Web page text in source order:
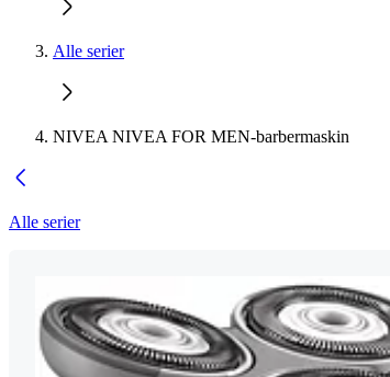
Alle serier
NIVEA NIVEA FOR MEN-barbermaskin
Alle serier